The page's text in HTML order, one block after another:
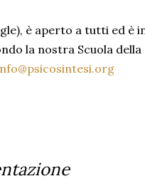
è aperto a tutti ed è
la nostra Scuola della